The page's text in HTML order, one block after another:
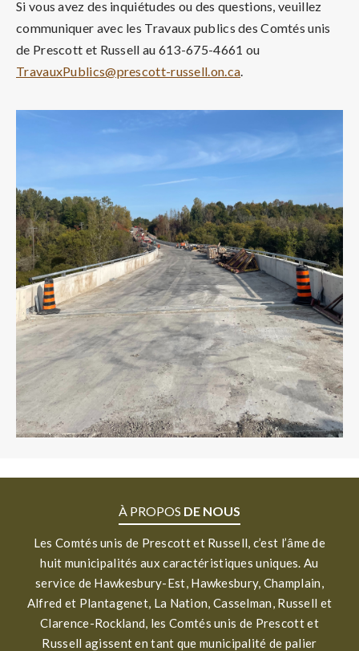
Si vous avez des inquiétudes ou des questions, veuillez
communiquer avec les Travaux publics des Comtés unis
de Prescott et Russell au 613-675-4661 ou
TravauxPublics@prescott-russell.on.ca.
À PROPOS DE NOUS
Les Comtés unis de Prescott et Russell, c’est l’âme de
huit municipalités aux caractéristiques uniques. Au
service de Hawkesbury-Est, Hawkesbury, Champlain,
Alfred et Plantagenet, La Nation, Casselman, Russell et
Clarence-Rockland, les Comtés unis de Prescott et
Russell agissent en tant que municipalité de palier